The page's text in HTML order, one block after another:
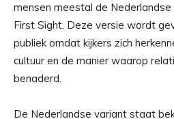
mensen meestal de
First Sight. Deze versie wordt
publiek omdat kijkers zich
cultuur en de manier waarop
benaderd.
De Nederlandse variant staat